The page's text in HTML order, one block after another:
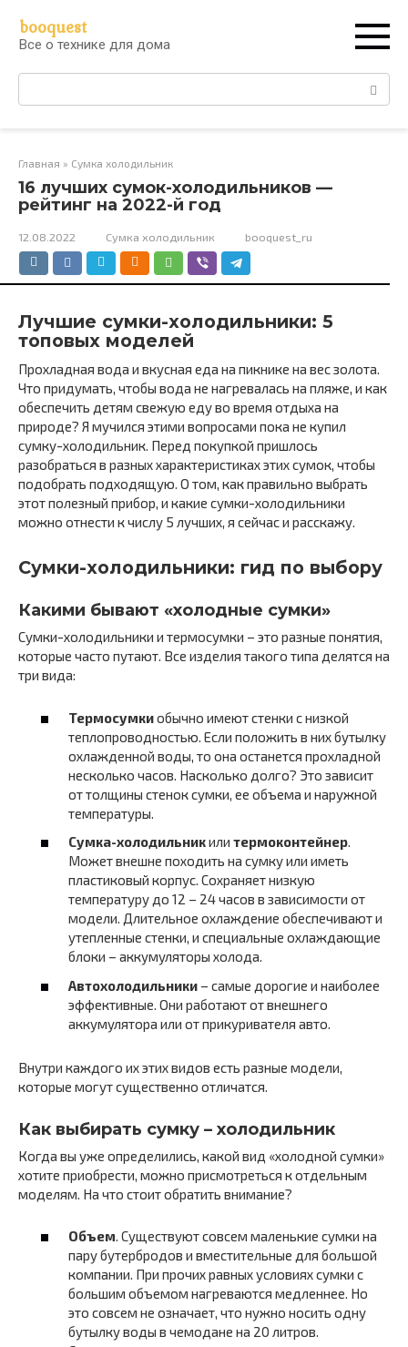
контенту
booquest
Все о технике для дома
Поиск:
Главная » Сумка холодильник
16 лучших сумок-холодильников —
рейтинг на 2022-й год
12.08.2022 Сумка холодильник booquest_ru
Лучшие сумки-холодильники: 5
топовых моделей
Прохладная вода и вкусная еда на пикнике на вес золота.
Что придумать, чтобы вода не нагревалась на пляже, и как
обеспечить детям свежую еду во время отдыха на
природе? Я мучился этими вопросами пока не купил
сумку-холодильник. Перед покупкой пришлось
разобраться в разных характеристиках этих сумок, чтобы
подобрать подходящую. О том, как правильно выбрать
этот полезный прибор, и какие сумки-холодильники
можно отнести к числу 5 лучших, я сейчас и расскажу.
Сумки-холодильники: гид по выбору
Какими бывают «холодные сумки»
Сумки-холодильники и термосумки – это разные понятия,
которые часто путают. Все изделия такого типа делятся на
три вида:
Термосумкиобычно имеют стенки с низкой
теплопроводностью. Если положить в них бутылку
охлажденной воды, то она останется прохладной
несколько часов. Насколько долго? Это зависит
от толщины стенок сумки, ее объема и наружной
температуры.
Сумка-холодильникили термоконтейнер.
Может внешне походить на сумку или иметь
пластиковый корпус. Сохраняет низкую
температуру до 12 – 24 часов в зависимости от
модели. Длительное охлаждение обеспечивают и
утепленные стенки, и специальные охлаждающие
блоки – аккумуляторы холода.
Автохолодильники – самые дорогие и наиболее
эффективные. Они работают от внешнего
аккумулятора или от прикуривателя авто.
Внутри каждого их этих видов есть разные модели,
которые могут существенно отличатся.
Как выбирать сумку – холодильник
Когда вы уже определились, какой вид «холодной сумки»
хотите приобрести, можно присмотреться к отдельным
моделям. На что стоит обратить внимание?
Объем. Существуют совсем маленькие сумки на
пару бутербродов и вместительные для большой
компании. При прочих равных условиях сумки с
большим объемом нагреваются медленнее. Но
это совсем не означает, что нужно носить одну
бутылку воды в чемодане на 20 литров.